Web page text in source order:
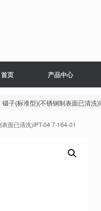
首页 产品中心
镊子(标准型)(不锈钢制表面已清洗
面已清洗)IPT-04 7-164-01